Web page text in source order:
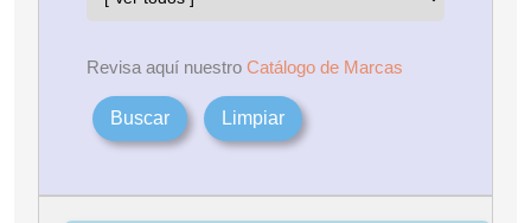
Revisa aquí nuestro Catálogo de Marcas
Buscar Limpiar